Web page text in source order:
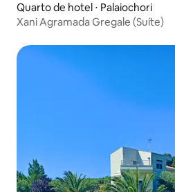
Quarto de hotel ⋅ Palaiochori
Xani Agramada Gregale (Suíte)